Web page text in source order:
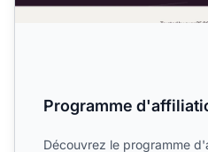
Programme
Découvrez le programme